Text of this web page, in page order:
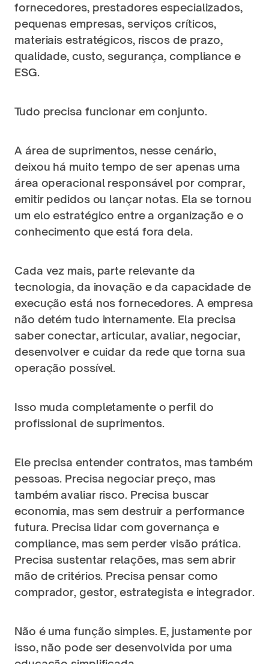
fornecedores, prestadores especializados,
pequenas empresas, serviços críticos,
materiais estratégicos, riscos de prazo,
qualidade, custo, segurança, compliance e
ESG.
Tudo precisa funcionar em conjunto.
A área de suprimentos, nesse cenário,
deixou há muito tempo de ser apenas uma
área operacional responsável por comprar,
emitir pedidos ou lançar notas. Ela se tornou
um elo estratégico entre a organização e o
conhecimento que está fora dela.
Cada vez mais, parte relevante da
tecnologia, da inovação e da capacidade de
execução está nos fornecedores. A empresa
não detém tudo internamente. Ela precisa
saber conectar, articular, avaliar, negociar,
desenvolver e cuidar da rede que torna sua
operação possível.
Isso muda completamente o perfil do
profissional de suprimentos.
Ele precisa entender contratos, mas também
pessoas. Precisa negociar preço, mas
também avaliar risco. Precisa buscar
economia, mas sem destruir a performance
futura. Precisa lidar com governança e
compliance, mas sem perder visão prática.
Precisa sustentar relações, mas sem abrir
mão de critérios. Precisa pensar como
comprador, gestor, estrategista e integrador.
Não é uma função simples. E, justamente por
isso, não pode ser desenvolvida por uma